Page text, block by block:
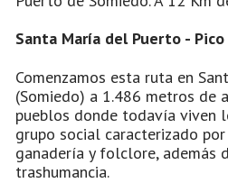
Santa María del Puerto - Pico
Comenzamos esta ruta en
(Somiedo) a 1.486 metros de
pueblos donde todavía viven
grupo social caracterizado
ganadería y folclore, además
trashumancia.